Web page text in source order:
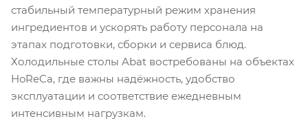
стабильный температурный режим хранения
ингредиентов и ускорять работу персонала на
этапах подготовки, сборки и сервиса блюд.
Холодильные столы Abat востребованы на объектах
HoReCa, где важны надёжность, удобство
эксплуатации и соответствие ежедневным
интенсивным нагрузкам.